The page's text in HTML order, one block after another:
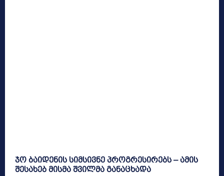
ჯო ბაიდენის სიმსივნე პროგრესირებს – ამის
შესახებ მისმა შვილმა განაცხადა